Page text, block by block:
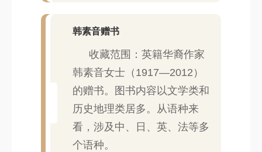
韩素音赠书
收藏范围：英籍华裔作家
韩素音女士（1917—2012）
的赠书。图书内容以文学类和
历史地理类居多。从语种来
看，涉及中、日、英、法等多
个语种。